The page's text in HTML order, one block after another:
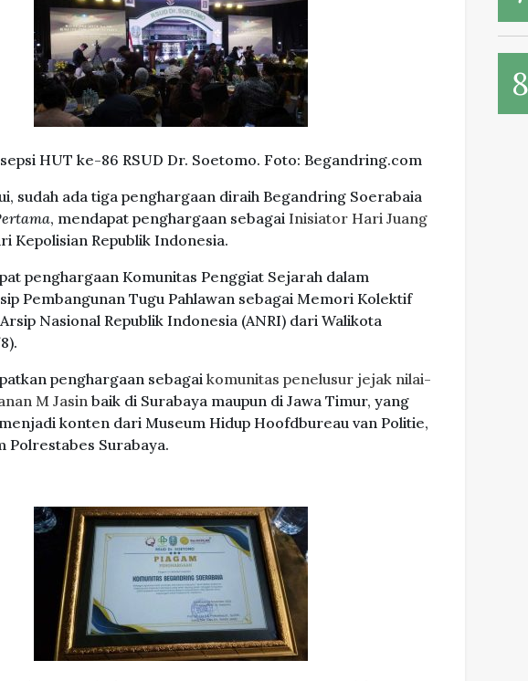
HUT ke-86 RSUD Dr. Soetomo. Foto: Begandring.com
sudah ada tiga penghargaan diraih Begandring Soerabaia
, mendapat penghargaan sebagai Inisiator Hari Juang
Kepolisian Republik Indonesia.
penghargaan Komunitas Penggiat Sejarah dalam
Pembangunan Tugu Pahlawan sebagai Memori Kolektif
Nasional Republik Indonesia (ANRI) dari Walikota
penghargaan sebagai komunitas penelusur jejak nilai-
M Jasin baik di Surabaya maupun di Jawa Timur, yang
konten dari Museum Hidup Hoofdbureau van Politie,
Polrestabes Surabaya.